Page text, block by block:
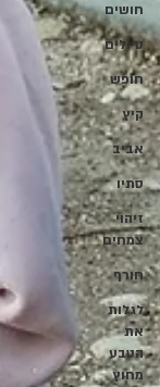
חושים
טיולים
חופש
קיץ
אביב
סתיו
זיהוי
צמחים
חורף
לגלות
את
הטבע
מחוץ